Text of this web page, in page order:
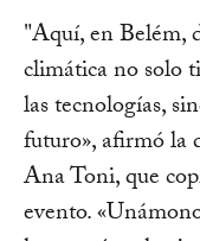
"Aquí, en Belém,
climática no solo
las tecnologías,
futuro», afirmó la
Ana Toni, que
evento.